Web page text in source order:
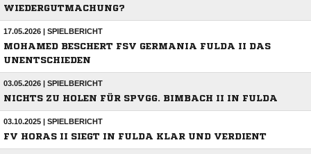
WIEDERGUTMACHUNG?
17.05.2026 | SPIELBERICHT
MOHAMED BESCHERT FSV GERMANIA FULDA II DAS
UNENTSCHIEDEN
03.05.2026 | SPIELBERICHT
NICHTS ZU HOLEN FÜR SPVGG. BIMBACH II IN FULDA
03.10.2025 | SPIELBERICHT
FV HORAS II SIEGT IN FULDA KLAR UND VERDIENT